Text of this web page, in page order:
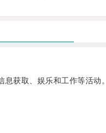
获取、娱乐和工作等活动。